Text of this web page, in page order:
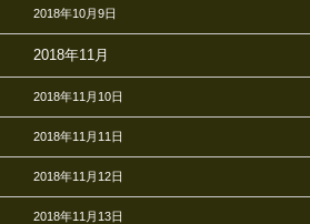
2018年10月9日
2018年11月
2018年11月10日
2018年11月11日
2018年11月12日
2018年11月13日